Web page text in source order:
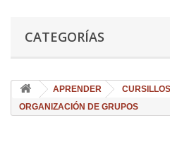
CATEGORÍAS
APRENDER
ORGANIZACIÓN DE GRUPOS